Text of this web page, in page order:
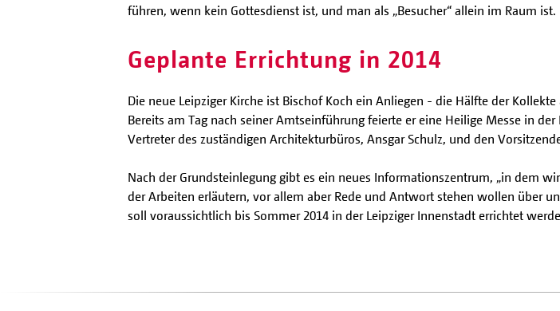
führen, wenn kein Gottesdienst ist, und man als „Besucher“ allein im Raum ist.
Geplante Errichtung in 2014
Die neue Leipziger Kirche ist Bischof Koch ein Anliegen - die Hälfte der
Bereits am Tag nach seiner Amtseinführung feierte er eine Heilige Messe in
Vertreter des zuständigen Architekturbüros, Ansgar Schulz, und den
Nach der Grundsteinlegung gibt es ein neues Informationszentrum, „in dem
der Arbeiten erläutern, vor allem aber Rede und Antwort stehen wollen über
soll voraussichtlich bis Sommer 2014 in der Leipziger Innenstadt errichtet